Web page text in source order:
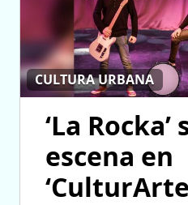
CULTURA URBANA
‘La
escena en